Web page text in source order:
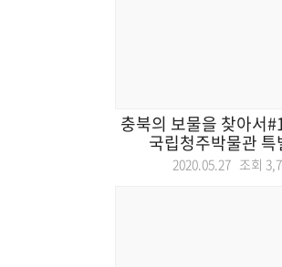
충북의 보물을 찾아서
국립청주박물관
2020.05.27 조회